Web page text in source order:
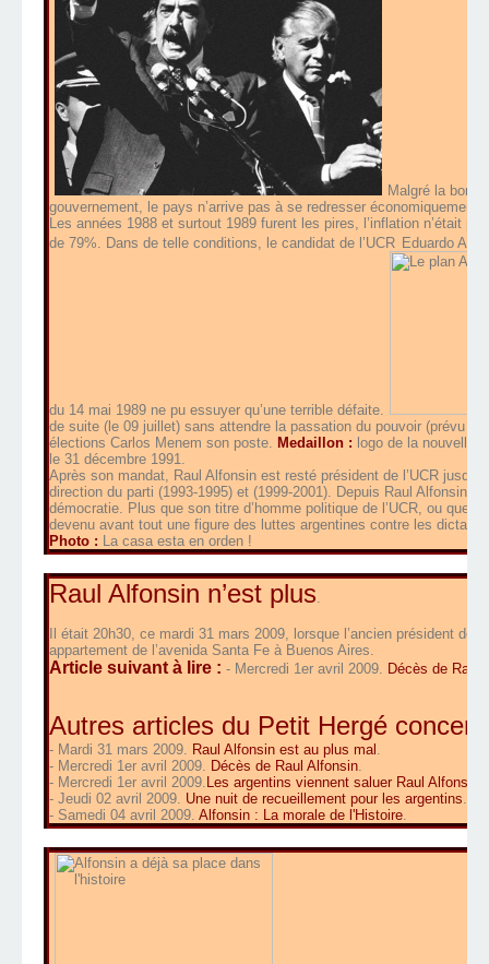
Malgré la
gouvernement, le pays n’arrive pas à se redresser économiquement.
Les années 1988 et surtout 1989 furent les pires, l’inflation n’était
de 79%. Dans de telle conditions, le candidat de l’UCR Eduardo
du 14 mai 1989 ne pu essuyer qu’une terrible défaite.
de suite (le 09 juillet) sans attendre la passation du pouvoir (prévu 6
élections Carlos Menem son poste. Medaillon : logo de la nouvelle
le 31 décembre 1991.
Après son mandat, Raul Alfonsin est resté président de l’UCR
direction du parti (1993-1995) et (1999-2001). Depuis Raul Alfonsin
démocratie. Plus que son titre d’homme politique de l’UCR, ou que
devenu avant tout une figure des luttes argentines contre les
Photo : La casa esta en orden !
Raul Alfonsin n’est plus.
Il était 20h30, ce mardi 31 mars 2009, lorsque l’ancien président de
appartement de l’avenida Santa Fe à Buenos Aires.
Article suivant à lire : - Mercredi 1er avril 2009. Décès de Raul
Autres articles du Petit Hergé
- Mardi 31 mars 2009. Raul Alfonsin est au plus mal .
- Mercredi 1er avril 2009. Décès de Raul Alfonsin.
- Mercredi 1er avril 2009. Les argentins viennent saluer Raul Alfonsin
- Jeudi 02 avril 2009. Une nuit de recueillement pour les argentins.
- Samedi 04 avril 2009. Alfonsin : La morale de l'Histoire.